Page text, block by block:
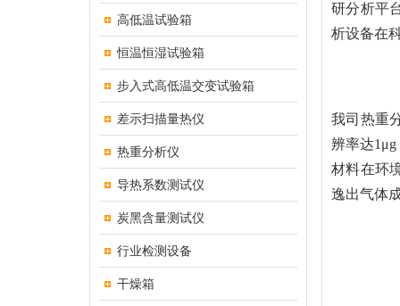
高低温试验箱
恒温恒湿试验箱
步入式高低温交变试验箱
差示扫描量热仪
热重分析仪
导热系数测试仪
炭黑含量测试仪
行业检测设备
干燥箱
研分析平
析设备在
我司热重
辨率达
材料在环
逸出气体